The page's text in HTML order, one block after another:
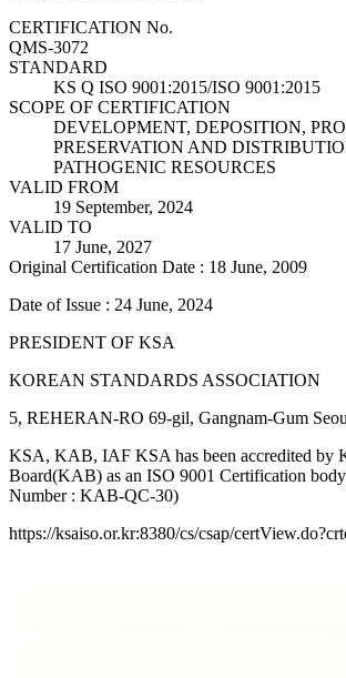
CERTIFICATION No.
QMS-3072
STANDARD
KS Q ISO 9001:2015/ISO 9001:2015
SCOPE OF CERTIFICATION
DEVELOPMENT, DEPOSITION,
PRESERVATION AND
PATHOGENIC RESOURCES
VALID FROM
19 September, 2024
VALID TO
17 June, 2027
Original Certification Date : 18 June, 2009
Date of Issue : 24 June, 2024
PRESIDENT OF KSA
KOREAN STANDARDS ASSOCIATION
5, REHERAN-RO 69-gil, Gangnam-Gum
KSA, KAB, IAF KSA has been accredited by
Board(KAB) as an ISO 9001 Certification
Number : KAB-QC-30)
https://ksaiso.or.kr:8380/cs/csap/